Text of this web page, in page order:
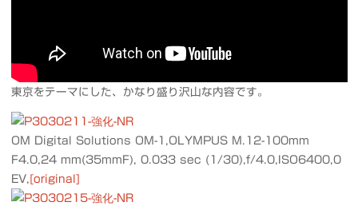
東京をテーマにした、かなり盛り沢山な内容です。
OM Digital Solutions OM-1,OLYMPUS M.12-100mm
F4.0,24 mm(35mmF), 0.033 sec (1/30),f/4.0,ISO6400,0
EV, [original]